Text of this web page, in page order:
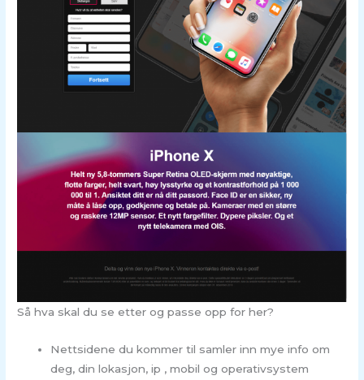
Så hva skal du se etter og passe opp for her?
Nettsidene du kommer til samler inn mye info om
deg, din lokasjon, ip , mobil og operativsystem